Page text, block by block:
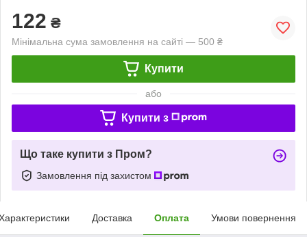
122 ₴
Мінімальна сума замовлення на сайті — 500 ₴
Купити
або
Купити з
Що таке купити з Пром?
Замовлення під захистом
Доставка Оплата Умови повернення